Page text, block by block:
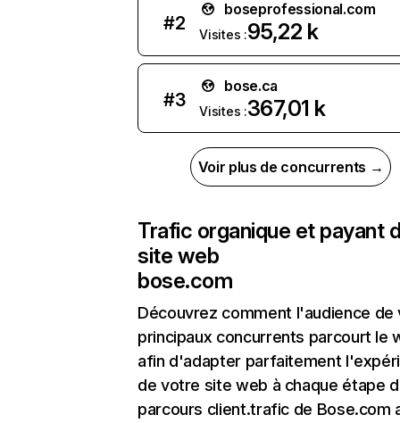
#2
boseprofessional.com
Visites :95,22 k
#3
bose.ca
Visites :367,01 k
Voir plus de concurrents →
Trafic organique et payant
site web
bose.com
Découvrez comment l'audience de
principaux concurrents parcourt le
afin d'adapter parfaitement
de votre site web à chaque étape
parcours client.trafic de Bose.com